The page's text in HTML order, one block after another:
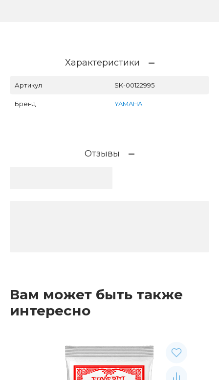
Характеристики
Артикул SK-00122995
Бренд YAMAHA
Отзывы
Вам может быть также
интересно